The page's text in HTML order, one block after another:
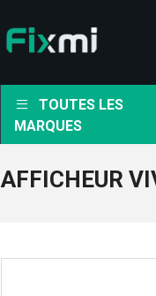
TOUTES LES
MARQUES
AFFICHEUR